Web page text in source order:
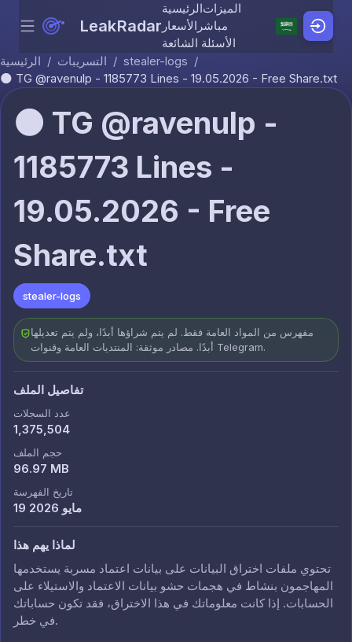
Skip to content
Menu LeakRadar
الرئيسيةالميزات
الأسعار مباشر
الأسئلة الشائعة
الرئيسية / التسريبات / stealer-logs /
🌑 TG @ravenulp - 1185773 Lines - 19.05.2026 - Free Share.txt
🌑 TG @ravenulp -
1185773 Lines -
19.05.2026 - Free
Share.txt
stealer-logs
مفهرس من المواد العامة فقط. لم يتم شراؤها أبدًا، ولم يتم تعديلها
أبدًا. مصادر موثقة: المنتديات العامة وقنوات Telegram.
تفاصيل الملف
عدد السجلات
1,375,504
حجم الملف
96.97 MB
تاريخ الفهرسة
19 مايو 2026
لماذا يهم هذا
تحتوي ملفات اختراق البيانات على بيانات اعتماد مسربة يستخدمها
المهاجمون بنشاط في هجمات حشو بيانات الاعتماد والاستيلاء على
الحسابات. إذا كانت معلوماتك في هذا الاختراق، فقد تكون حساباتك
في خطر.